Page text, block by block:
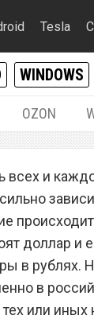
Tesla
WINDOWS
OZON
всех и
доллар и
в рублях.
в
или